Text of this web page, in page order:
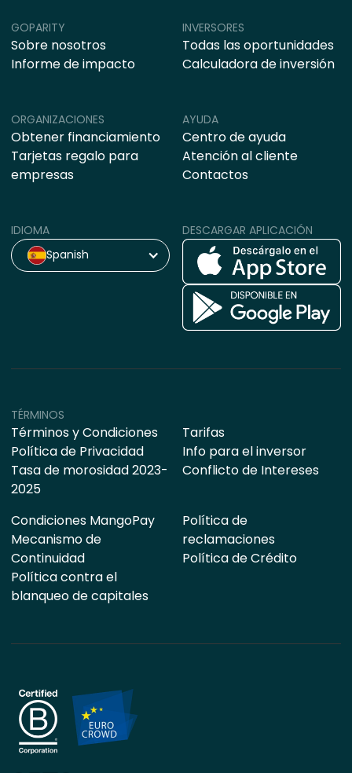
ORGANIZACIONES
Obtener financiamiento
Tarjetas regalo para
empresas
AYUDA
Centro de ayuda
Atención al cliente
Contactos
GOPARITY
Sobre nosotros
Informe de impacto
INVERSORES
Todas las oportunidades
Calculadora de inversión
IDIOMA
Spanish
DESCARGAR APLICACIÓN
TÉRMINOS
Términos y Condiciones
Política de Privacidad
Tasa de morosidad 2023-
2025
Tarifas
Info para el inversor
Conflicto de Intereses
Condiciones MangoPay
Mecanismo de
Continuidad
Política contra el
blanqueo de capitales
Política de
reclamaciones
Política de Crédito